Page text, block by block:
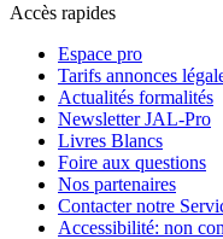
Accès rapides
Espace pro
Tarifs annonces
Actualités formalités
Newsletter JAL-Pro
Livres Blancs
Foire aux questions
Nos partenaires
Contacter notre
Accessibilité: non